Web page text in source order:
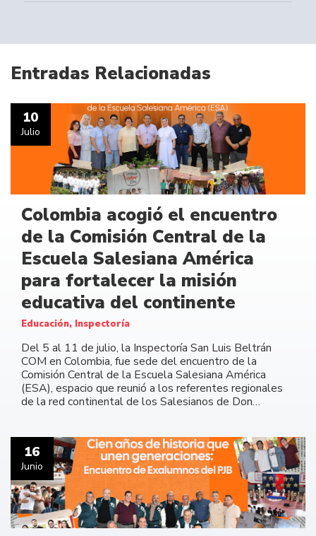
Entradas Relacionadas
10
Julio
Colombia acogió el encuentro
de la Comisión Central de la
Escuela Salesiana América
para fortalecer la misión
educativa del continente
Educación, Inspectoría
Del 5 al 11 de julio, la Inspectoría San Luis Beltrán
COM en Colombia, fue sede del encuentro de la
Comisión Central de la Escuela Salesiana América
(ESA), espacio que reunió a los referentes regionales
de la red continental de los Salesianos de Don…
16
Junio